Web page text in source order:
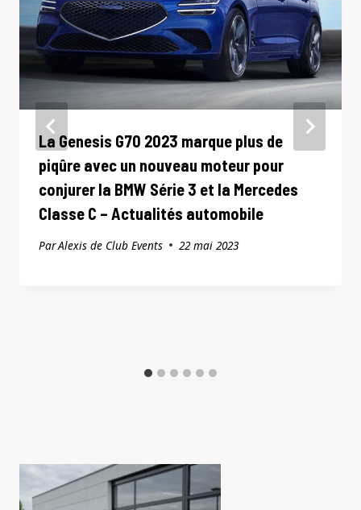
La Genesis G70 2023 marque plus de
piqûre avec un nouveau moteur pour
conjurer la BMW Série 3 et la Mercedes
Classe C – Actualités automobile
ParAlexis de Club Events 22 mai 2023